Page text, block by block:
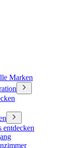
Marken
entdecken